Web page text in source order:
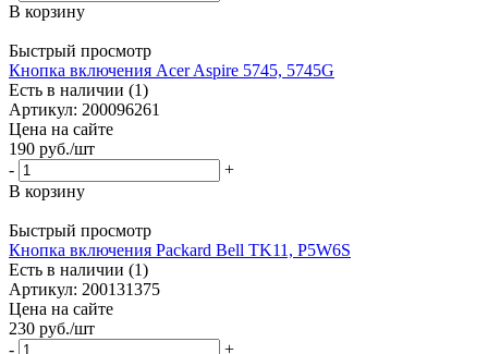
В корзину
Быстрый просмотр
Кнопка включения Acer Aspire 5745, 5745G
Есть в наличии (1)
Артикул: 200096261
Цена на сайте
190 руб./шт
-
+
В корзину
Быстрый просмотр
Кнопка включения Packard Bell TK11, P5W6S
Есть в наличии (1)
Артикул: 200131375
Цена на сайте
230 руб./шт
-
+